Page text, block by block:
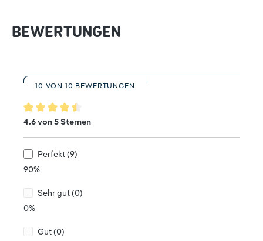
BEWERTUNGEN
10 VON 10 BEWERTUNGEN
Durchschnittliche Bewertung von 4.6 von 5 Sternen
4.6 von 5 Sternen
Perfekt (9)
90%
Sehr gut (0)
0%
Gut (0)